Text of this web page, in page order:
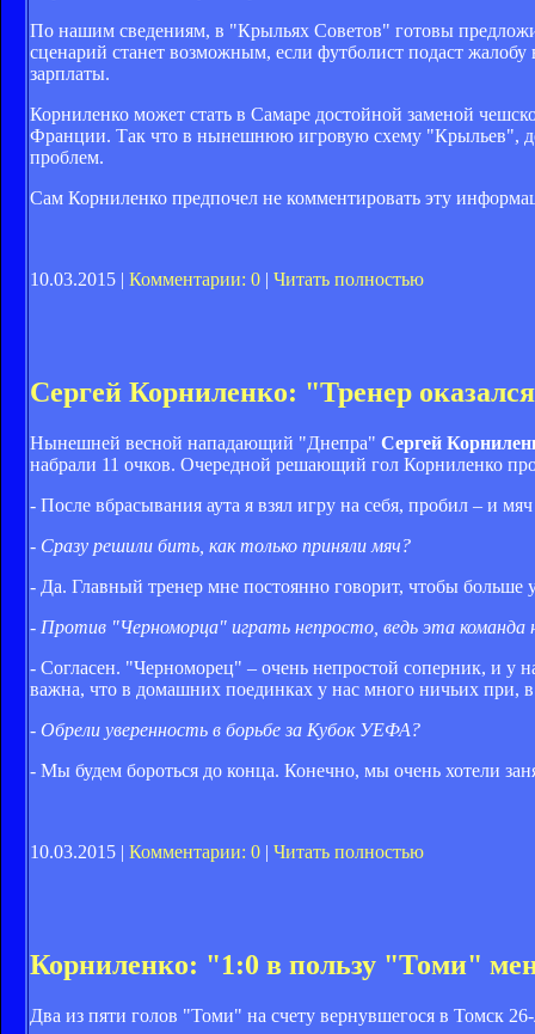
По нашим сведениям, в "Крыльях Советов" готовы
сценарий станет возможным, если футболист подаст
зарплаты.
Корниленко может стать в Самаре достойной заменой
Франции. Так что в нынешнюю игровую схему "Крыльев",
проблем.
Сам Корниленко предпочел не комментировать эту
10.03.2015 | Комментарии: 0 | Читать полностью
Сергей Корниленко: "Тренер
Нынешней весной нападающий "Днепра" Сергей
набрали 11 очков. Очередной решающий гол Корниленко
- После вбрасывания аута я взял игру на себя, пробил – и
- Сразу решили бить, как только приняли мяч?
- Да. Главный тренер мне постоянно говорит, чтобы больше
- Против "Черноморца" играть непросто, ведь эта команда
- Согласен. "Черноморец" – очень непростой соперник, и у
важна, что в домашних поединках у нас много ничьих при,
- Обрели уверенность в борьбе за Кубок УЕФА?
- Мы будем бороться до конца. Конечно, мы очень хотели
10.03.2015 | Комментарии: 0 | Читать полностью
Корниленко: "1:0 в пользу "Томи"
Два из пяти голов "Томи" на счету вернувшегося в Томск